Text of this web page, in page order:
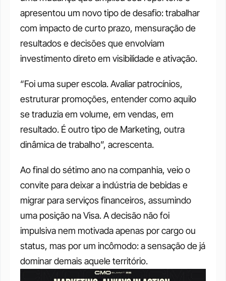
apresentou um novo tipo de desafio: trabalhar
com impacto de curto prazo, mensuração de
resultados e decisões que envolviam
investimento direto em visibilidade e ativação.
“Foi uma super escola. Avaliar patrocínios,
estruturar promoções, entender como aquilo
se traduzia em volume, em vendas, em
resultado. É outro tipo de Marketing, outra
dinâmica de trabalho”, acrescenta.
Ao final do sétimo ano na companhia, veio o
convite para deixar a indústria de bebidas e
migrar para serviços financeiros, assumindo
uma posição na Visa. A decisão não foi
impulsiva nem motivada apenas por cargo ou
status, mas por um incômodo: a sensação de já
dominar demais aquele território.